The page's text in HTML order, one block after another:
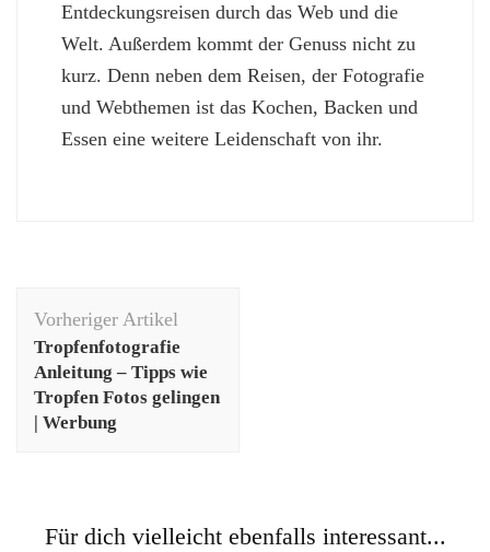
Entdeckungsreisen durch das Web und die
Welt. Außerdem kommt der Genuss nicht zu
kurz. Denn neben dem Reisen, der Fotografie
und Webthemen ist das Kochen, Backen und
Essen eine weitere Leidenschaft von ihr.
Vorheriger Artikel
Tropfenfotografie
Anleitung – Tipps wie
Tropfen Fotos gelingen
| Werbung
Für dich vielleicht ebenfalls interessant...